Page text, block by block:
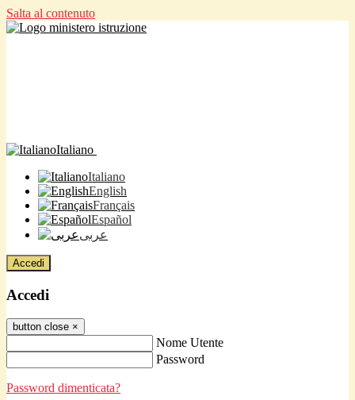
Salta al contenuto
Italiano
Italiano
English
Français
Español
عربى
Accedi
Accedi
button close ×
Nome Utente
Password
Password dimenticata?